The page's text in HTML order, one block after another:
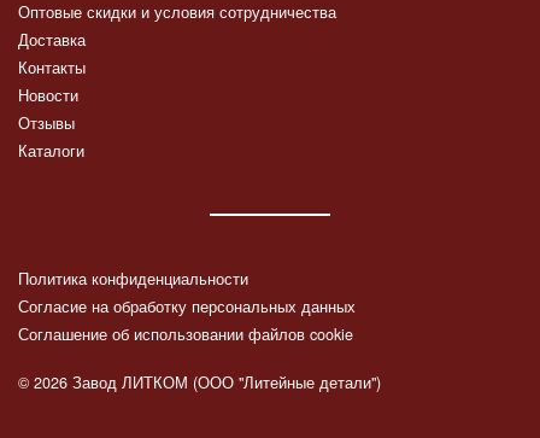
Оптовые скидки и условия сотрудничества
Доставка
Контакты
Новости
Отзывы
Каталоги
Политика конфиденциальности
Согласие на обработку персональных данных
Соглашение об использовании файлов cookie
© 2026 Завод ЛИТКОМ (ООО "Литейные детали")